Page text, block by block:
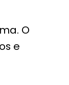
O
e